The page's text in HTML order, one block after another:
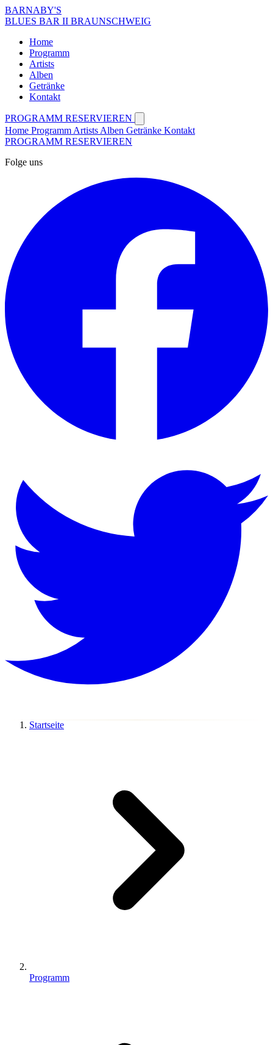
BARNABY'S
BLUES BAR II BRAUNSCHWEIG
Home
Programm
Artists
Alben
Getränke
Kontakt
PROGRAMM RESERVIEREN
Home Programm Artists Alben Getränke Kontakt
PROGRAMM RESERVIEREN
Folge uns
Startseite
Programm